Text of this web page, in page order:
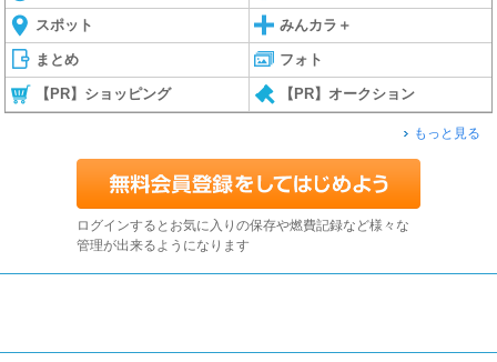
スポット みんカラ＋
まとめ フォト
【PR】ショッピング 【PR】オークション
もっと見る
ログインするとお気に入りの保存や燃費記録など様々な
管理が出来るようになります